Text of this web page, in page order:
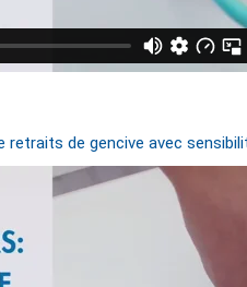
de gencive avec